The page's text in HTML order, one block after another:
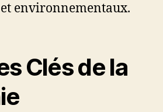
environnementaux.
Clés de la